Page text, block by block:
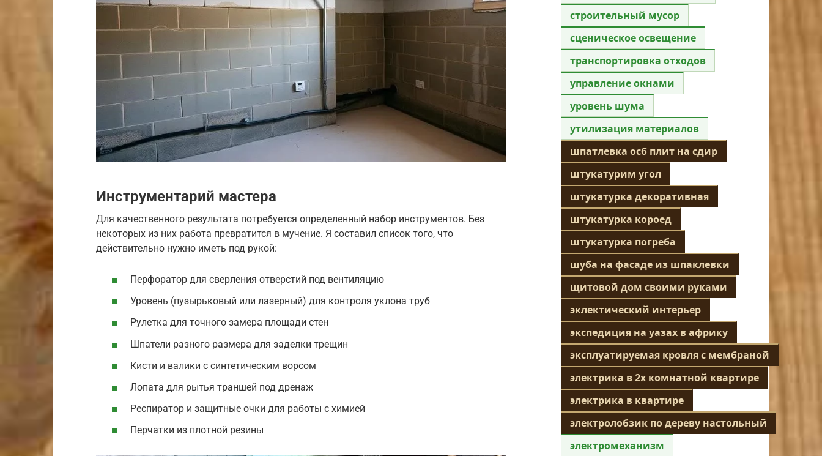
Инструментарий мастера
Для качественного результата потребуется определенный набор инструментов. Без
некоторых из них работа превратится в мучение. Я составил список того, что
действительно нужно иметь под рукой:
Перфоратор для сверления отверстий под вентиляцию
Уровень (пузырьковый или лазерный) для контроля уклона труб
Рулетка для точного замера площади стен
Шпатели разного размера для заделки трещин
Кисти и валики с синтетическим ворсом
Лопата для рытья траншей под дренаж
Респиратор и защитные очки для работы с химией
Перчатки из плотной резины
строительный мусор
сценическое освещение
транспортировка отходов
управление окнами
уровень шума
утилизация материалов
шпатлевка осб плит на сдир
штукатурим угол
штукатурка декоративная
штукатурка короед
штукатурка погреба
шуба на фасаде из шпаклевки
щитовой дом своими руками
эклектический интерьер
экспедиция на уазах в африку
эксплуатируемая кровля с мембраной
электрика в 2х комнатной квартире
электрика в квартире
электролобзик по дереву настольный
электромеханизм